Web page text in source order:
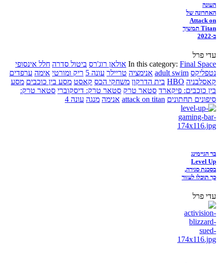
העונה
האחרונה של
Attack on
Titan תמשיך
ב-2022
עדי פרל
In this category: Final Space אולאן רוג'רס ביטול סדרה חלל אינסופי
נטפליקס adult swim אנימציה טריילר עונה 5 ריק ומורטי אימה ערפדים
קאסלבניה HBO בית הדרקון משחקי הכס קאסט מסע בין כוכבים מסע
בין כוכבים: פיקארד סטאר טרק סטאר טרק: דיסקוברי סטאר טרק:
סיפונים תחתונים attack on titan אנימה מנגה עונה 4
בר הגיימינג
Level Up
בסכנת סגירה,
כך תוכלו לעזור
עדי פרל